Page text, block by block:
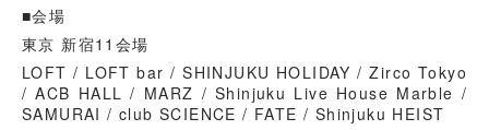
■会場
東京 新宿11会場
LOFT / LOFT bar / SHINJUKU HOLIDAY / Zirco Tokyo
/ ACB HALL / MARZ / Shinjuku Live House Marble /
SAMURAI / club SCIENCE / FATE / Shinjuku HEIST